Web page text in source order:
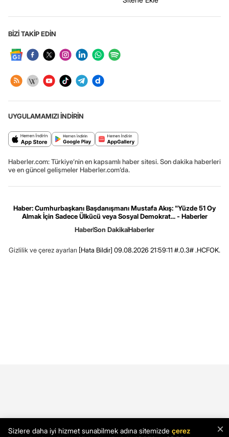
BİZİ TAKİP EDİN
UYGULAMAMIZI İNDİRİN
Haberler.com: Türkiye’nin en kapsamlı haber sitesi. Son dakika haberleri
ve en güncel gelişmeler Haberler.com’da.
Haber: Cumhurbaşkanı Başdanışmanı Mustafa Akış: "Yüzde 51 Oy
Almak İçin Sadece Ülkücü veya Sosyal Demokrat... - Haberler
HaberSon DakikaHaberler
Gizlilik ve çerez ayarları [Hata Bildir] 09.08.2026 21:59:11 #.0.3# .HCFOK.
×
Sizlere daha iyi hizmet sunabilmek adına sitemizde çerez